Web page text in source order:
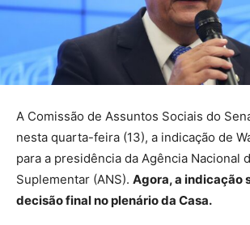
A Comissão de Assuntos Sociais do
nesta quarta-feira (13), a indicação de
para a presidência da Agência Nacional
Suplementar (ANS). Agora, a indicação
decisão final no plenário da Casa.